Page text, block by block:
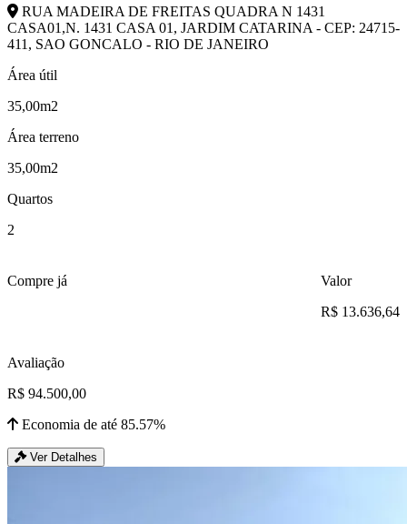
RUA MADEIRA DE FREITAS QUADRA N 1431
CASA01,N. 1431 CASA 01, JARDIM CATARINA - CEP: 24715-
411, SAO GONCALO - RIO DE JANEIRO
Área útil
35,00m2
Área terreno
35,00m2
Quartos
2
Compre já
Valor
R$ 13.636,64
Avaliação
R$ 94.500,00
Economia de até 85.57%
Ver Detalhes